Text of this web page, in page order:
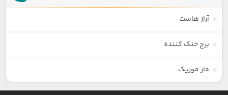
آراز هاست
برج خنک کننده
فاز موزیک